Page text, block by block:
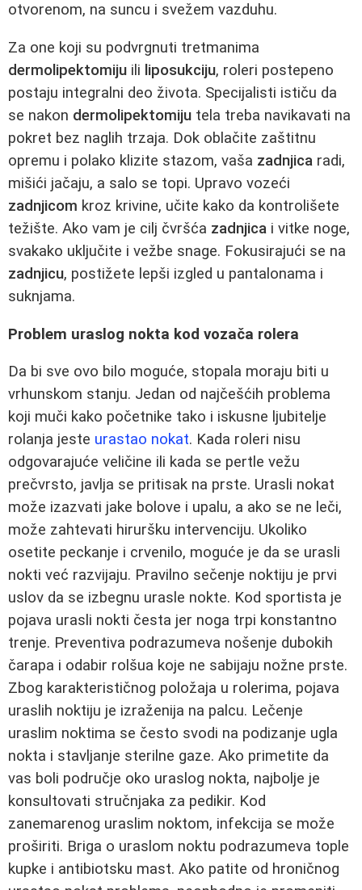
otvorenom, na suncu i svežem vazduhu.
Za one koji su podvrgnuti tretmanima
dermolipektomiju ili liposukciju, roleri postepeno
postaju integralni deo života. Specijalisti ističu da
se nakon dermolipektomiju tela treba navikavati na
pokret bez naglih trzaja. Dok oblačite zaštitnu
opremu i polako klizite stazom, vaša zadnjica radi,
mišići jačaju, a salo se topi. Upravo vozeći
zadnjicom kroz krivine, učite kako da kontrolišete
težište. Ako vam je cilj čvršća zadnjica i vitke noge,
svakako uključite i vežbe snage. Fokusirajući se na
zadnjicu, postižete lepši izgled u pantalonama i
suknjama.
Problem uraslog nokta kod vozača rolera
Da bi sve ovo bilo moguće, stopala moraju biti u
vrhunskom stanju. Jedan od najčešćih problema
koji muči kako početnike tako i iskusne ljubitelje
rolanja jeste urastao nokat. Kada roleri nisu
odgovarajuće veličine ili kada se pertle vežu
prečvrsto, javlja se pritisak na prste. Urasli nokat
može izazvati jake bolove i upalu, a ako se ne leči,
može zahtevati hiruršku intervenciju. Ukoliko
osetite peckanje i crvenilo, moguće je da se urasli
nokti već razvijaju. Pravilno sečenje noktiju je prvi
uslov da se izbegnu urasle nokte. Kod sportista je
pojava urasli nokti česta jer noga trpi konstantno
trenje. Preventiva podrazumeva nošenje dubokih
čarapa i odabir rolšua koje ne sabijaju nožne prste.
Zbog karakterističnog položaja u rolerima, pojava
uraslih noktiju je izraženija na palcu. Lečenje
uraslim noktima se često svodi na podizanje ugla
nokta i stavljanje sterilne gaze. Ako primetite da
vas boli područje oko uraslog nokta, najbolje je
konsultovati stručnjaka za pedikir. Kod
zanemarenog uraslim noktom, infekcija se može
proširiti. Briga o uraslom noktu podrazumeva tople
kupke i antibiotsku mast. Ako patite od hroničnog